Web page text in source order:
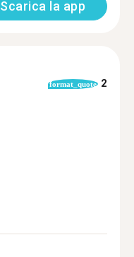
Scarica la app
format_quote 2